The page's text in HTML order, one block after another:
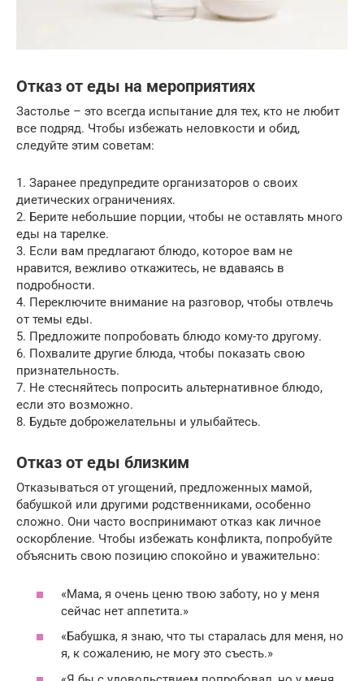
Отказ от еды на мероприятиях
Застолье – это всегда испытание для тех, кто не любит
все подряд. Чтобы избежать неловкости и обид,
следуйте этим советам:
1. Заранее предупредите организаторов о своих
диетических ограничениях.
2. Берите небольшие порции, чтобы не оставлять много
еды на тарелке.
3. Если вам предлагают блюдо, которое вам не
нравится, вежливо откажитесь, не вдаваясь в
подробности.
4. Переключите внимание на разговор, чтобы отвлечь
от темы еды.
5. Предложите попробовать блюдо кому-то другому.
6. Похвалите другие блюда, чтобы показать свою
признательность.
7. Не стесняйтесь попросить альтернативное блюдо,
если это возможно.
8. Будьте доброжелательны и улыбайтесь.
Отказ от еды близким
Отказываться от угощений, предложенных мамой,
бабушкой или другими родственниками, особенно
сложно. Они часто воспринимают отказ как личное
оскорбление. Чтобы избежать конфликта, попробуйте
объяснить свою позицию спокойно и уважительно:
«Мама, я очень ценю твою заботу, но у меня
сейчас нет аппетита.»
«Бабушка, я знаю, что ты старалась для меня, но
я, к сожалению, не могу это съесть.»